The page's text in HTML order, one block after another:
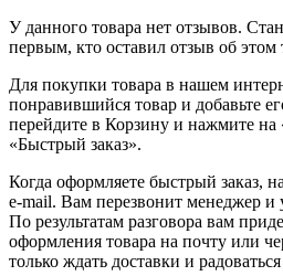
У данного товара нет отзывов.
первым, кто оставил отзыв об этом
Для покупки товара в нашем
понравившийся товар и добавьте
перейдите в Корзину и нажмите на
«Быстрый заказ».
Когда оформляете быстрый
e-mail. Вам перезвонит менеджер и
По результатам разговора вам
оформления товара на почту или
только ждать доставки и